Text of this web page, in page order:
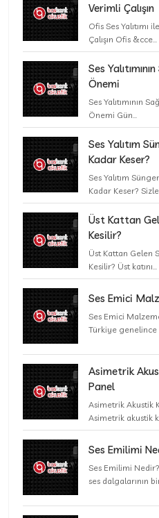
Verimli Çalışın
Ofis Ses Yalıtımı
Çalışın Ofis &cce...
Ses
Önemi
Ses Yalıtımının
Önemi Gün...
Ses Yalıtım
Kadar Keser?
Ses Yalıtım
Kadar Keser?
Üst Kattan
Kesilir?
Üst Kattan Gelen
Kesilir? Üst katını...
Ses Emici
Ses Emici
Türkiye genelince
Asimetrik
Panel
Asimetrik Akustik
Asimetrik akustik
Ses Emilimi
Ses Emilimi
ses dalgalarının bir